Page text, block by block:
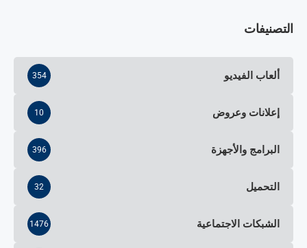
التصنيفات
ألعاب الفيديو 354
إعلانات وعروض 10
البرامج والأجهزة 396
التحميل 32
الشبكات الاجتماعية 1476